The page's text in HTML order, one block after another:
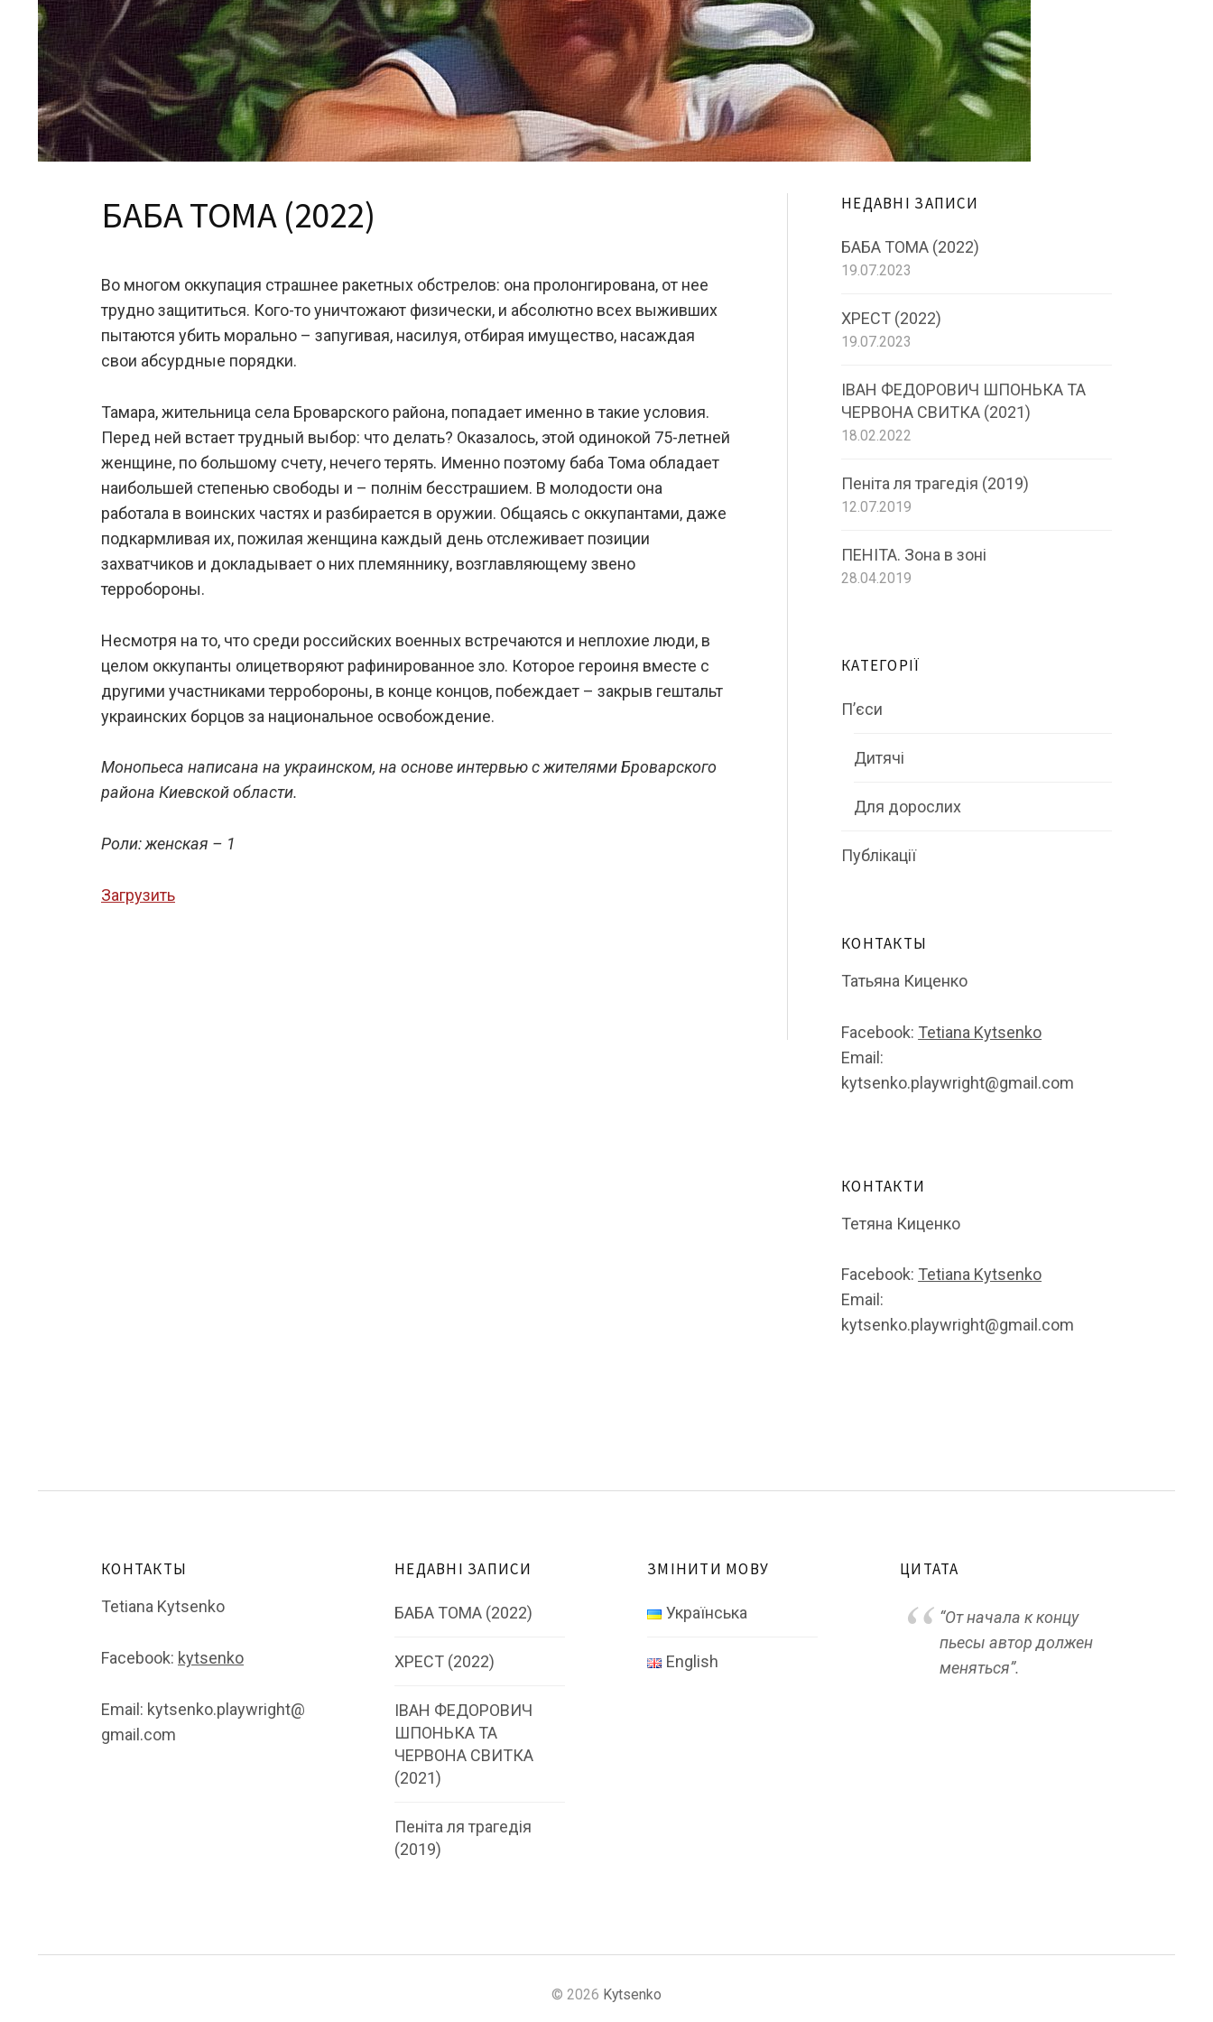
БАБА ТОМА (2022)
Во многом оккупация страшнее ракетных обстрелов: она пролонгирована, от нее
трудно защититься. Кого-то уничтожают физически, и абсолютно всех выживших
пытаются убить морально – запугивая, насилуя, отбирая имущество, насаждая
свои абсурдные порядки.
Тамара, жительница села Броварского района, попадает именно в такие условия.
Перед ней встает трудный выбор: что делать? Оказалось, этой одинокой 75-летней
женщине, по большому счету, нечего терять. Именно поэтому баба Тома обладает
наибольшей степенью свободы и – полнім бесстрашием. В молодости она
работала в воинских частях и разбирается в оружии. Общаясь с оккупантами, даже
подкармливая их, пожилая женщина каждый день отслеживает позиции
захватчиков и докладывает о них племяннику, возглавляющему звено
терробороны.
Несмотря на то, что среди российских военных встречаются и неплохие люди, в
целом оккупанты олицетворяют рафинированное зло. Которое героиня вместе с
другими участниками терробороны, в конце концов, побеждает – закрыв гештальт
украинских борцов за национальное освобождение.
Монопьеса написана на украинском, на основе интервью с жителями Броварского
района Киевской области.
Роли: женская – 1
Загрузить
НЕДАВНІ ЗАПИСИ
БАБА ТОМА (2022)
19.07.2023
ХРЕСТ (2022)
19.07.2023
ІВАН ФЕДОРОВИЧ ШПОНЬКА ТА
ЧЕРВОНА СВИТКА (2021)
18.02.2022
Пеніта ля трагедія (2019)
12.07.2019
ПЕНІТА. Зона в зоні
28.04.2019
КАТЕГОРІЇ
П’єси
Дитячі
Для дорослих
Публікації
КОНТАКТЫ
Татьяна Киценко
Facebook: Tetiana Kytsenko
Email:
kytsenko.playwright@gmail.com
КОНТАКТИ
Тетяна Киценко
Facebook: Tetiana Kytsenko
Email:
kytsenko.playwright@gmail.com
КОНТАКТЫ
Tetiana Kytsenko
Facebook: kytsenko
Email: kytsenko.playwright@
gmail.com
НЕДАВНІ ЗАПИСИ
БАБА ТОМА (2022)
ХРЕСТ (2022)
ІВАН ФЕДОРОВИЧ
ШПОНЬКА ТА
ЧЕРВОНА СВИТКА
(2021)
Пеніта ля трагедія
(2019)
ЗМІНИТИ МОВУ
Українська
English
ЦИТАТА
“От начала к концу
пьесы автор должен
меняться”.
© 2026 Kytsenko